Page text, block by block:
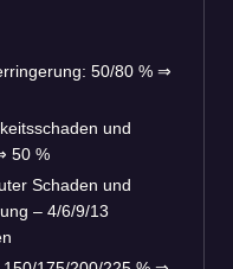
50/80 % ⇒
und
50 %
Schaden und
– 4/6/9/13